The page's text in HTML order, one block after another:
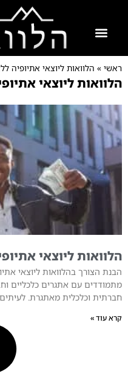
ראשי » הלוואות ליוצאי אתיופיה
הלוואות ליוצאי
הלוואות ליוצאי
הבנת הצורך בהלוואות ליוצאי
מתמודדים עם אתגרים כלכליים
חברתית וכלכלית מאתגרת.
קרא עוד »